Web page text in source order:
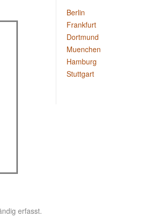
erfasst.
Berlin
Frankfurt
Dortmund
Muenchen
Hamburg
Stuttgart